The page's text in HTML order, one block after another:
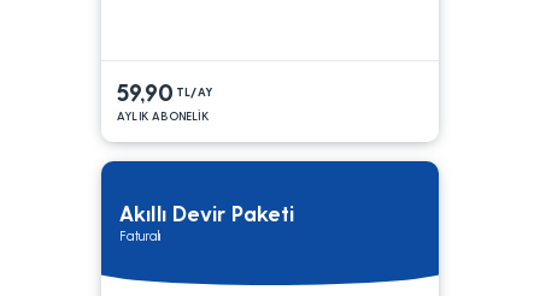
59,90 TL/AY
AYLIK ABONELİK
Akıllı Devir Paketi
Faturalı